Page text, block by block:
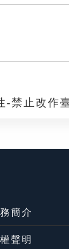
-禁止改作
簡介
聲明